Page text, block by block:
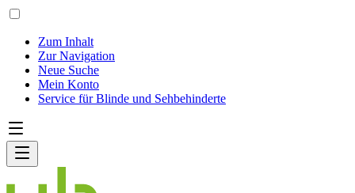
Zum Inhalt
Zur Navigation
Neue Suche
Mein Konto
Service für Blinde und Sehbehinderte